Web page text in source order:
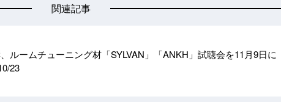
関連記事
ルームチューニング材「SYLVAN」「ANKH」試聴会を11月9日に
23